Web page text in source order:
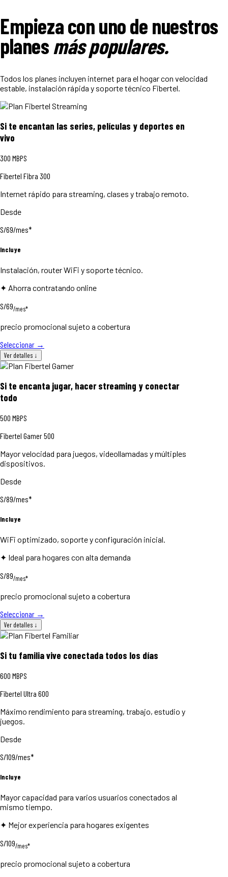
Empieza con uno de nuestros
planes más populares.
Todos los planes incluyen internet para el hogar con velocidad
estable, instalación rápida y soporte técnico Fibertel.
Si te encantan las series, películas y deportes en
vivo
300 MBPS
Fibertel Fibra 300
Internet rápido para streaming, clases y trabajo remoto.
Desde
S/69/mes*
Incluye
Instalación, router WiFi y soporte técnico.
✦ Ahorra contratando online
S/69/mes*
precio promocional sujeto a cobertura
Seleccionar →
Ver detalles ↓
Si te encanta jugar, hacer streaming y conectar
todo
500 MBPS
Fibertel Gamer 500
Mayor velocidad para juegos, videollamadas y múltiples
dispositivos.
Desde
S/89/mes*
Incluye
WiFi optimizado, soporte y configuración inicial.
✦ Ideal para hogares con alta demanda
S/89/mes*
precio promocional sujeto a cobertura
Seleccionar →
Ver detalles ↓
Si tu familia vive conectada todos los días
600 MBPS
Fibertel Ultra 600
Máximo rendimiento para streaming, trabajo, estudio y
juegos.
Desde
S/109/mes*
Incluye
Mayor capacidad para varios usuarios conectados al
mismo tiempo.
✦ Mejor experiencia para hogares exigentes
S/109/mes*
precio promocional sujeto a cobertura